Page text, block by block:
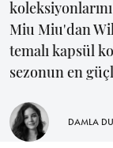
Miu Miu'dan
temalı kapsül
sezonun en
DAMLA